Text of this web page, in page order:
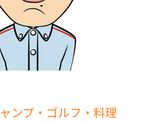
ンプ・ゴルフ・料理